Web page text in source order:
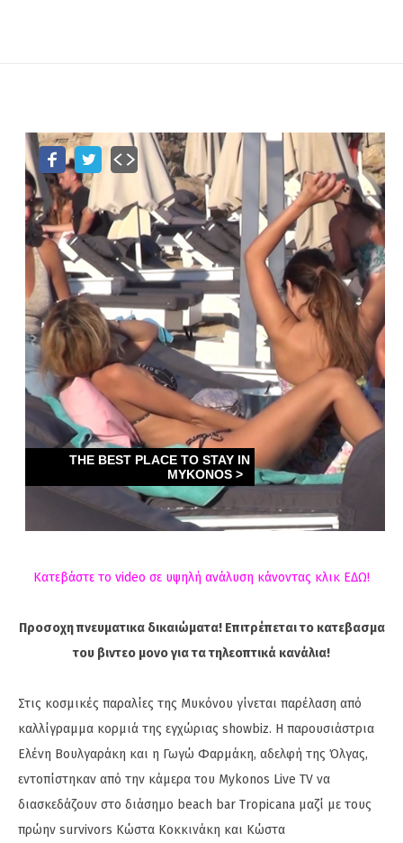
Κατεβάστε το video σε υψηλή ανάλυση κάνοντας κλικ ΕΔΩ!
Προσοχη πνευματικα δικαιώματα! Επιτρέπεται το κατεβασμα
του βιντεο μονο για τα τηλεοπτικά κανάλια!
Στις κοσμικές παραλίες της Μυκόνου γίνεται παρέλαση από
καλλίγραμμα κορμιά της εγχώριας showbiz. Η παρουσιάστρια
Ελένη Βουλγαράκη και η Γωγώ Φαρμάκη, αδελφή της Όλγας,
εντοπίστηκαν από την κάμερα του Mykonos Live TV να
διασκεδάζουν στο διάσημο beach bar Tropicana μαζί με τους
πρώην survivors Κώστα Κοκκινάκη και Κώστα